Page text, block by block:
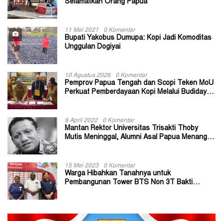
Selamatkan Orang Papua
11 Mei 2021 0 Komentar
Bupati Yakobus Dumupa: Kopi Jadi Komoditas
Unggulan Dogiyai
10 Agustus 2026 0 Komentar
Pemprov Papua Tengah dan Scopi Teken MoU
Perkuat Pemberdayaan Kopi Melalui Budidaya
9 April 2022 0 Komentar
Mantan Rektor Universitas Trisakti Thoby
Mutis Meninggal, Alumni Asal Papua Menangis:
15 Mei 2023 0 Komentar
Warga Hibahkan Tanahnya untuk
Pembangunan Tower BTS Non 3T Bakti